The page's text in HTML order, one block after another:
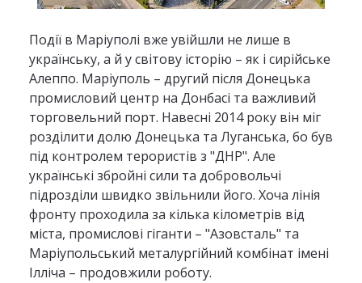
Події в Маріуполі вже увійшли не лише в
українську, а й у світову історію – як і сирійське
Алеппо. Маріуполь – другий після Донецька
промисловий центр на Донбасі та важливий
торговельний порт. Навесні 2014 року він міг
розділити долю Донецька та Луганська, бо був
під контролем терористів з "ДНР". Але
українські збройні сили та добровольчі
підрозділи швидко звільнили його. Хоча лінія
фронту проходила за кілька кілометрів від
міста, промислові гіганти – "Азовсталь" та
Маріупольський металургійний комбінат імені
Ілліча – продовжили роботу.